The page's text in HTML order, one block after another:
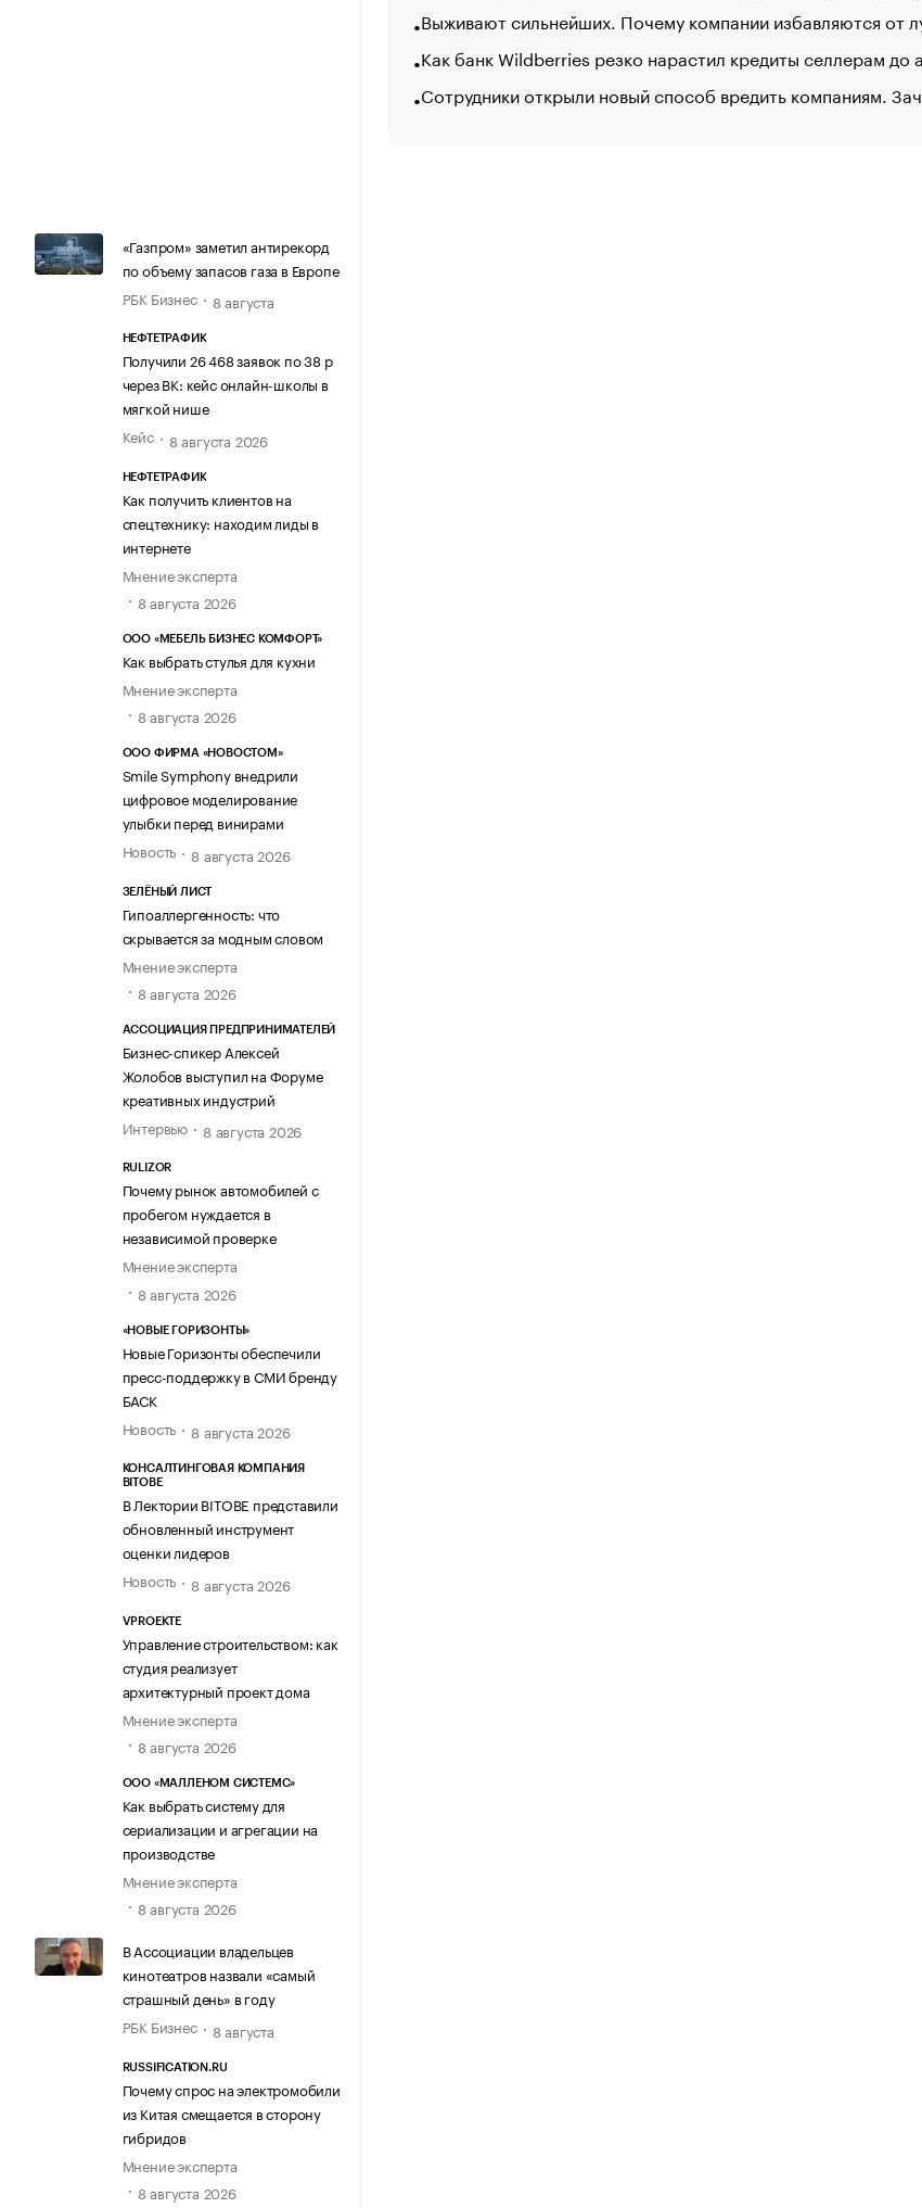
«Газпром» заметил антирекорд
по объему запасов газа в Европе
РБК Бизнес
8 августа
НЕФТЕТРАФИК
Получили 26 468 заявок по 38 р
через ВК: кейс онлайн-школы в
мягкой нише
Кейс
8 августа 2026
НЕФТЕТРАФИК
Как получить клиентов на
спецтехнику: находим лиды в
интернете
Мнение эксперта
8 августа 2026
ООО «МЕБЕЛЬ БИЗНЕС КОМФОРТ»
Как выбрать стулья для кухни
Мнение эксперта
8 августа 2026
ООО ФИРМА «НОВОСТОМ»
Smile Symphony внедрили
цифровое моделирование
улыбки перед винирами
Новость
8 августа 2026
ЗЕЛЁНЫЙ ЛИСТ
Гипоаллергенность: что
скрывается за модным словом
Мнение эксперта
8 августа 2026
АССОЦИАЦИЯ ПРЕДПРИНИМАТЕЛЕЙ
Бизнес-спикер Алексей
Жолобов выступил на Форуме
креативных индустрий
Интервью
8 августа 2026
RULIZOR
Почему рынок автомобилей с
пробегом нуждается в
независимой проверке
Мнение эксперта
8 августа 2026
«НОВЫЕ ГОРИЗОНТЫ»
Новые Горизонты обеспечили
пресс-поддержку в СМИ бренду
БАСК
Новость
8 августа 2026
КОНСАЛТИНГОВАЯ КОМПАНИЯ
BITOBE
В Лектории BITOBE представили
обновленный инструмент
оценки лидеров
Новость
8 августа 2026
VPROEKTE
Управление строительством: как
студия реализует
архитектурный проект дома
Мнение эксперта
8 августа 2026
ООО «МАЛЛЕНОМ СИСТЕМС»
Как выбрать систему для
сериализации и агрегации на
производстве
Мнение эксперта
8 августа 2026
В Ассоциации владельцев
кинотеатров назвали «самый
страшный день» в году
РБК Бизнес
8 августа
RUSSIFICATION.RU
Почему спрос на электромобили
из Китая смещается в сторону
гибридов
Мнение эксперта
8 августа 2026
Выживают сильнейших. Почему компании избавляются от
Как банк Wildberries резко нарастил кредиты селлерам до
Сотрудники открыли новый способ вредить компаниям.